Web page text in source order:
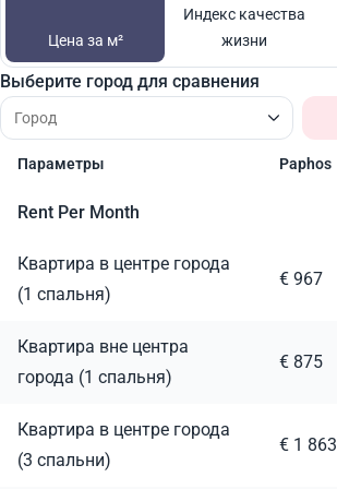
Цена за м²
Индекс качества
жизни
Выберите город для сравнения
Параметры Paphos
Rent Per Month
Квартира в центре города
(1 спальня)
€ 967
Квартира вне центра
города (1 спальня)
€ 875
Квартира в центре города
(3 спальни)
€ 1 863